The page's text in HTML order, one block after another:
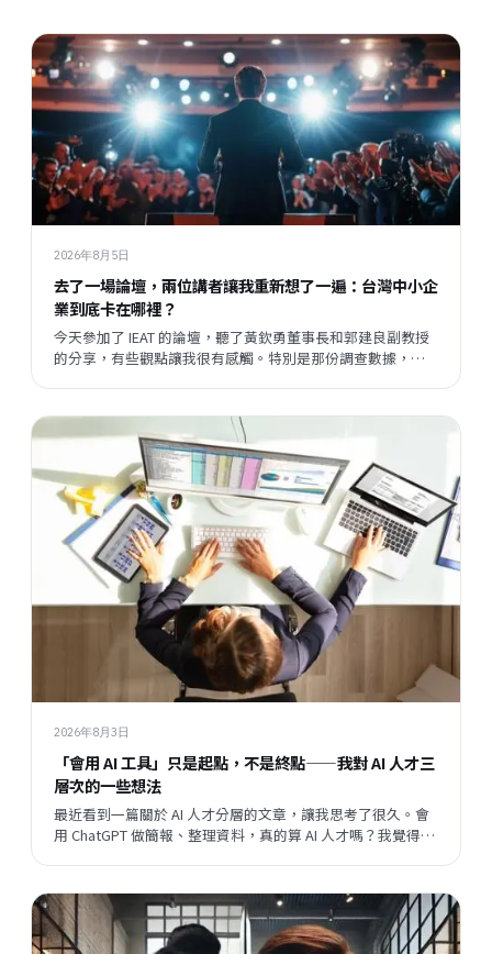
2026年8月5日
去了一場論壇，兩位講者讓我重新想了一遍：台灣中小企
業到底卡在哪裡？
今天參加了 IEAT 的論壇，聽了黃欽勇董事長和郭建良副教授
的分享，有些觀點讓我很有感觸。特別是那份調查數據，把
2026年8月3日
「會用 AI 工具」只是起點，不是終點——我對 AI 人才三
層次的一些想法
最近看到一篇關於 AI 人才分層的文章，讓我思考了很久。會
用 ChatGPT 做簡報、整理資料，真的算 AI 人才嗎？我覺得這